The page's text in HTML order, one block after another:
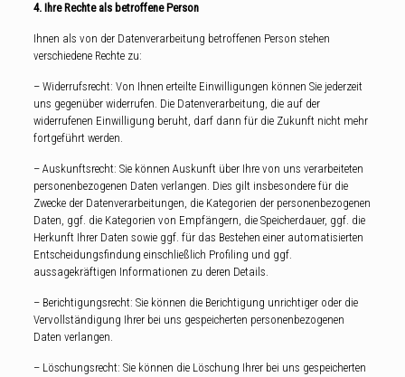
4. Ihre Rechte als betroffene Person
Ihnen als von der Datenverarbeitung betroffenen Person stehen
verschiedene Rechte zu:
– Widerrufsrecht: Von Ihnen erteilte Einwilligungen können Sie jederzeit
uns gegenüber widerrufen. Die Datenverarbeitung, die auf der
widerrufenen Einwilligung beruht, darf dann für die Zukunft nicht mehr
fortgeführt werden.
– Auskunftsrecht: Sie können Auskunft über Ihre von uns verarbeiteten
personenbezogenen Daten verlangen. Dies gilt insbesondere für die
Zwecke der Datenverarbeitungen, die Kategorien der personenbezogenen
Daten, ggf. die Kategorien von Empfängern, die Speicherdauer, ggf. die
Herkunft Ihrer Daten sowie ggf. für das Bestehen einer automatisierten
Entscheidungsfindung einschließlich Profiling und ggf.
aussagekräftigen Informationen zu deren Details.
– Berichtigungsrecht: Sie können die Berichtigung unrichtiger oder die
Vervollständigung Ihrer bei uns gespeicherten personenbezogenen
Daten verlangen.
– Löschungsrecht: Sie können die Löschung Ihrer bei uns gespeicherten